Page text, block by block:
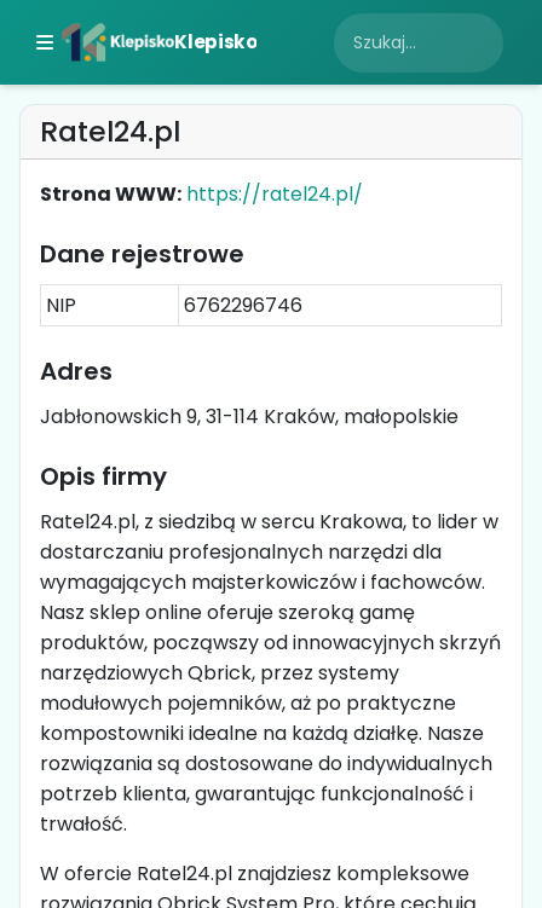
Klepisko
Ratel24.pl
Strona WWW: https://ratel24.pl/
Dane rejestrowe
NIP 6762296746
Adres
Jabłonowskich 9, 31-114 Kraków, małopolskie
Opis firmy
Ratel24.pl, z siedzibą w sercu Krakowa, to lider w
dostarczaniu profesjonalnych narzędzi dla
wymagających majsterkowiczów i fachowców.
Nasz sklep online oferuje szeroką gamę
produktów, począwszy od innowacyjnych skrzyń
narzędziowych Qbrick, przez systemy
modułowych pojemników, aż po praktyczne
kompostowniki idealne na każdą działkę. Nasze
rozwiązania są dostosowane do indywidualnych
potrzeb klienta, gwarantując funkcjonalność i
trwałość.
W ofercie Ratel24.pl znajdziesz kompleksowe